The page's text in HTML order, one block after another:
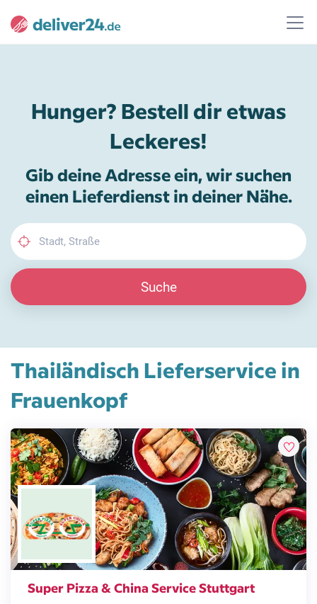
Hunger? Bestell dir etwas
Leckeres!
Gib deine Adresse ein, wir suchen
einen Lieferdienst in deiner Nähe.
Suche
Thailändisch Lieferservice in
Frauenkopf
Super Pizza & China Service Stuttgart